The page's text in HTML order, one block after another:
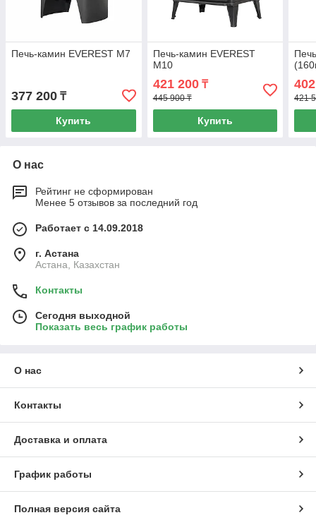
Печь-камин EVEREST М7
377 200 ₸
Купить
Печь-камин EVEREST
М10
421 200₸
445 900 ₸
Купить
421
О нас
Рейтинг не сформирован
Менее 5 отзывов за последний год
Работает с 14.09.2018
г. Астана
Астана, Казахстан
Контакты
Сегодня выходной
Показать весь график работы
О нас
Контакты
Доставка и оплата
График работы
Полная версия сайта